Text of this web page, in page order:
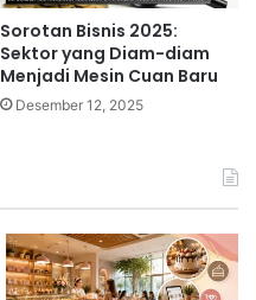
Sorotan Bisnis 2025:
Sektor yang Diam-diam
Menjadi Mesin Cuan Baru
Desember 12, 2025